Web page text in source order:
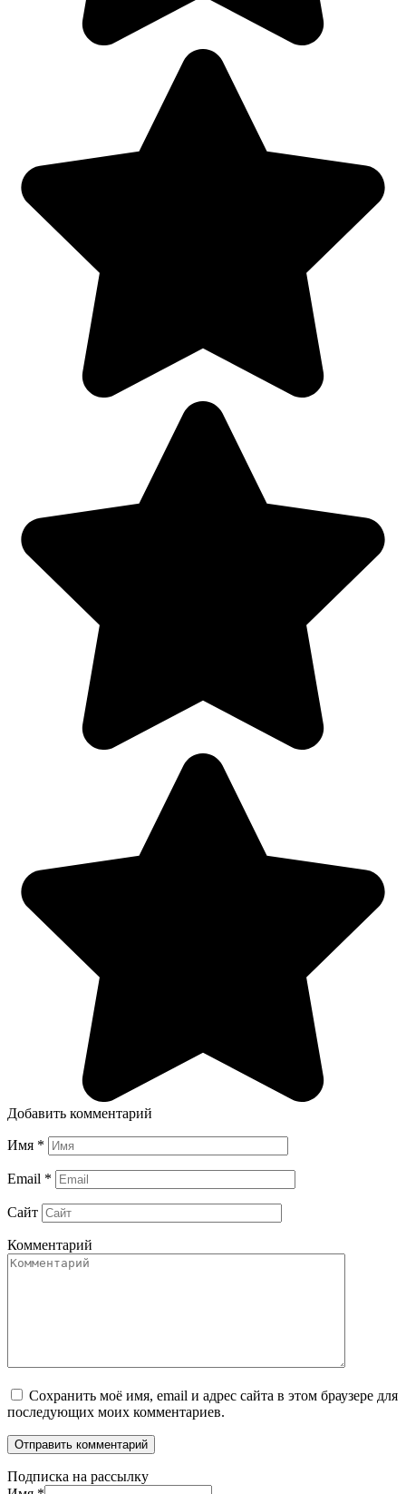
Добавить комментарий
Имя *
Email *
Сайт
Комментарий
Сохранить моё имя, email и адрес сайта в этом браузере для
последующих моих комментариев.
Подписка на рассылку